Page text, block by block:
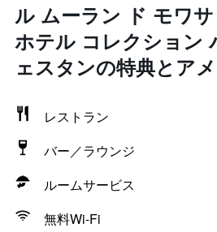
ル ムーラン ド モワ
ホテル コレクション
ェスタンの特典とア
レストラン
バー／ラウンジ
ルームサービス
無料Wi-Fi